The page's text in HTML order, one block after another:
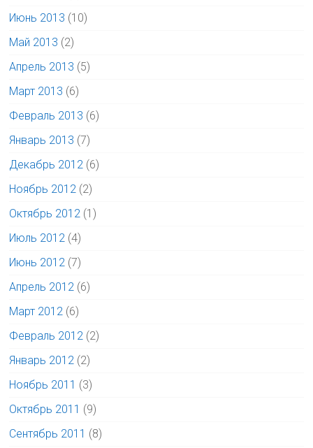
Июнь 2013 (10)
Май 2013 (2)
Апрель 2013 (5)
Март 2013 (6)
Февраль 2013 (6)
Январь 2013 (7)
Декабрь 2012 (6)
Ноябрь 2012 (2)
Октябрь 2012 (1)
Июль 2012 (4)
Июнь 2012 (7)
Апрель 2012 (6)
Март 2012 (6)
Февраль 2012 (2)
Январь 2012 (2)
Ноябрь 2011 (3)
Октябрь 2011 (9)
Сентябрь 2011 (8)